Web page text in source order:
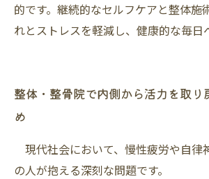
的です。継続的なセルフケアと整体施
れとストレスを軽減し、健康的な毎日
整体・整骨院で内側から活力を取り
め
現代社会において、慢性疲労や自律
の人が抱える深刻な問題です。